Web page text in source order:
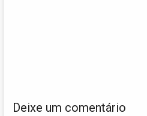
Deixe um comentário